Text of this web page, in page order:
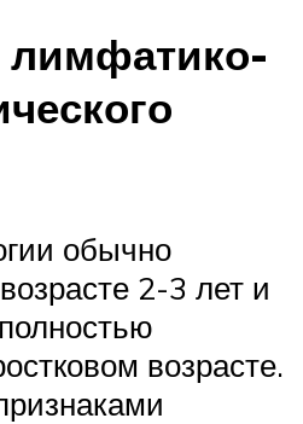
обычно
2-3 лет и
возрасте.